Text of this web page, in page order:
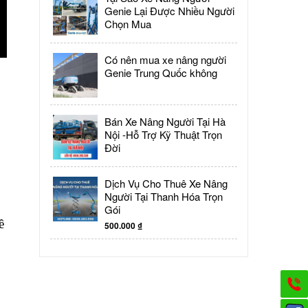
Genie Lại Được Nhiều Người
Chọn Mua
Có nên mua xe nâng người
Genie Trung Quốc không
Bán Xe Nâng Người Tại Hà
Nội -Hỗ Trợ Kỹ Thuật Trọn
Đời
Dịch Vụ Cho Thuê Xe Nâng
Người Tại Thanh Hóa Trọn
Gói
500.000₫